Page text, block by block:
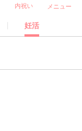
妊活
内祝い メニュー